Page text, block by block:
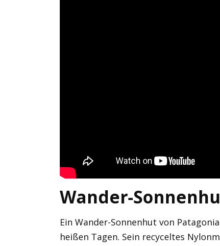
Wander-
Ein Wander-Sonnenhut von
heißen Tagen. Sein recyceltes